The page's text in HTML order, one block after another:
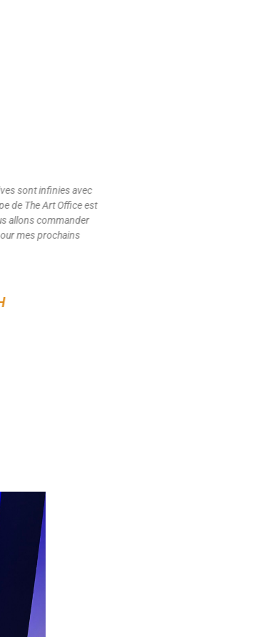
surpris par le
grâce à ce
sont très
sans hésiter.
employeur